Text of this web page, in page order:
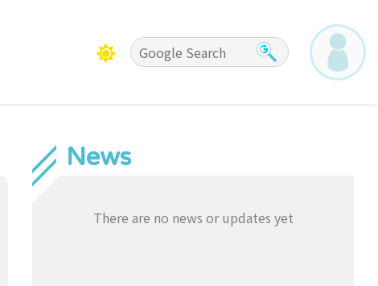
News
There are no news or updates yet